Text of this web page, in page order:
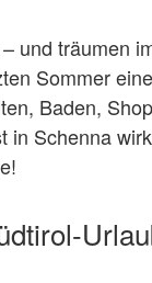
und träumen
Sommer
Baden,
in Schenna